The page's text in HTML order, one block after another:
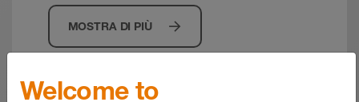
MOSTRA DI PIÙ
Welcome to